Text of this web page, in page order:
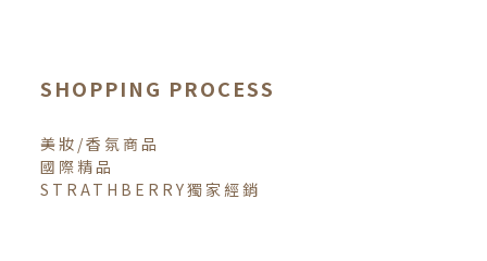
SHOPPING PROCESS
美妝/香氛商品
國際精品
STRATHBERRY獨家經銷